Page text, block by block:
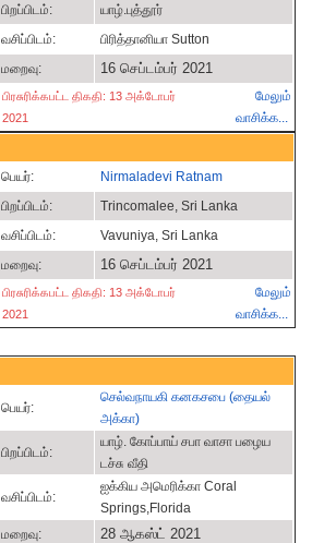
பிறப்பிடம்:
யாழ்.புத்தூர்
வசிப்பிடம்:
பிரித்தானியா Sutton
மறைவு:
16 செப்டம்பர் 2021
பிரசுரிக்கபட்ட திகதி: 13 அக்டோபர்
2021
மேலும்
வாசிக்க...
பெயர்:
Nirmaladevi Ratnam
பிறப்பிடம்:
Trincomalee, Sri Lanka
வசிப்பிடம்:
Vavuniya, Sri Lanka
மறைவு:
16 செப்டம்பர் 2021
பிரசுரிக்கபட்ட திகதி: 13 அக்டோபர்
2021
மேலும்
வாசிக்க...
பெயர்:
செல்வநாயகி கனகசபை (தையல்
அக்கா)
பிறப்பிடம்:
யாழ். கோப்பாய் சபா வாசா பழைய
டச்சு வீதி
வசிப்பிடம்:
ஐக்கிய அமெரிக்கா Coral
Springs,Florida
மறைவு:
28 ஆகஸ்ட் 2021